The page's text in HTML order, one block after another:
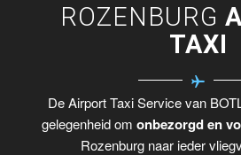
ROZENBURG
TAXI
De Airport Taxi Service van
gelegenheid om onbezorgd en
Rozenburg naar ieder